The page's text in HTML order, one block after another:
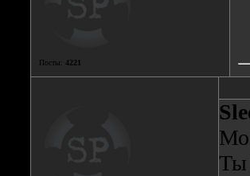
Посты: 4221
Ты